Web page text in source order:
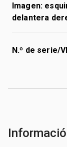
Imagen:
delantera
N.º de serie/